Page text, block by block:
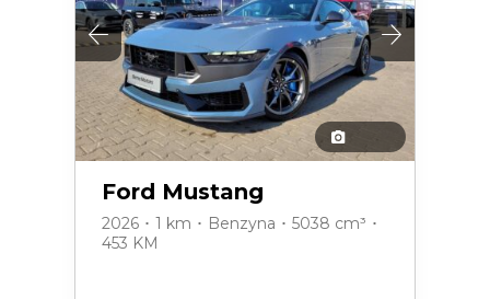
Ford Mustang
2026 ･ 1 km ･ Benzyna ･ 5038 cm³ ･
453 KM